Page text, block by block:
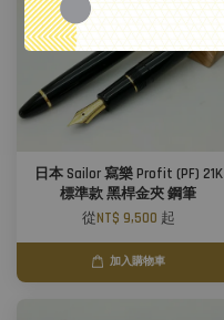
日本 Sailor 寫樂 Profit (PF) 21K
標準款 黑桿金夾 鋼筆
從NT$ 9,500 起
加入購物車